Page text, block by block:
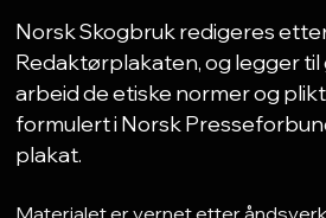
Norsk Skogbruk redigeres
Redaktørplakaten, og legger
arbeid de etiske normer og
formulert i Norsk
plakat.
Materialet er vernet etter